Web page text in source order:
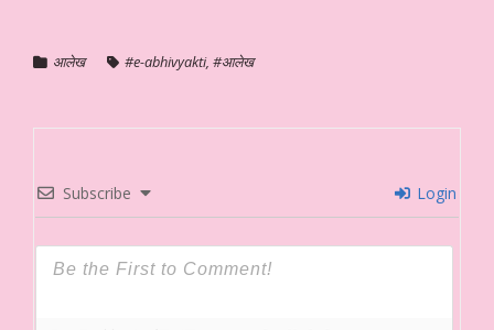
आलेख #e-abhivyakti, #आलेख
Subscribe Login